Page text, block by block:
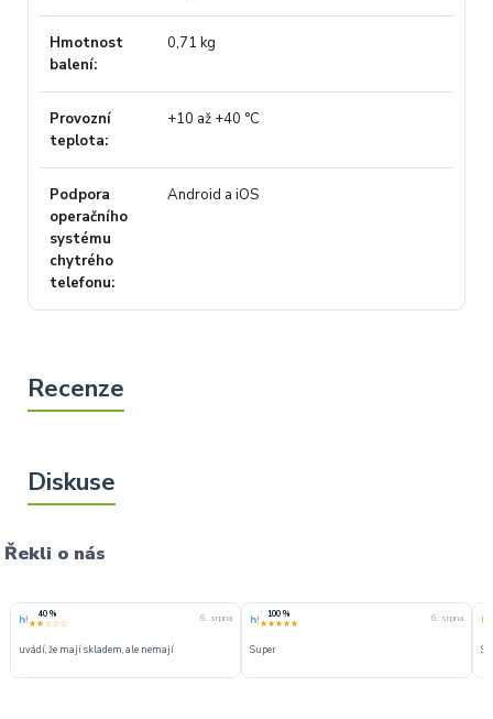
Hmotnost
balení
0,71 kg
Provozní
teplota
+10 až +40 °C
Podpora
operačního
systému
chytrého
telefonu
Android a iOS
Řekli o nás
40 %
★★☆☆☆ 6. srpna
uvádí, že mají skladem, ale nemají
100 %
★★★★★ 6. srpna
Super